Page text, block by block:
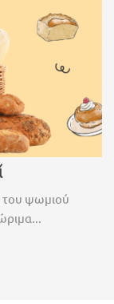
του ψωμιού